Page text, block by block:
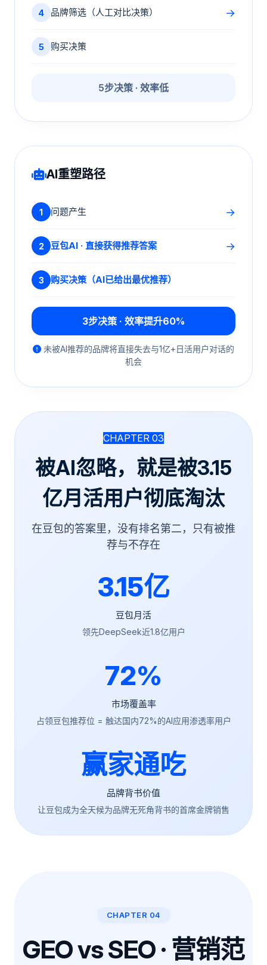
4 品牌筛选（人工对比决策） →
5 购买决策
5步决策 · 效率低
AI重塑路径
1 问题产生 →
2 豆包AI · 直接获得推荐答案 →
3 购买决策（AI已给出最优推荐）
3步决策 · 效率提升60%
未被AI推荐的品牌将直接失去与1亿+日活用户对话的
机会
CHAPTER 03
被AI忽略，就是被3.15
亿月活用户彻底淘汰
在豆包的答案里，没有排名第二，只有被推
荐与不存在
3.15亿
豆包月活
领先DeepSeek近1.8亿用户
72%
市场覆盖率
占领豆包推荐位 = 触达国内72%的AI应用渗透率用户
赢家通吃
品牌背书价值
让豆包成为全天候为品牌无死角背书的首席金牌销售
CHAPTER 04
GEO vs SEO · 营销范